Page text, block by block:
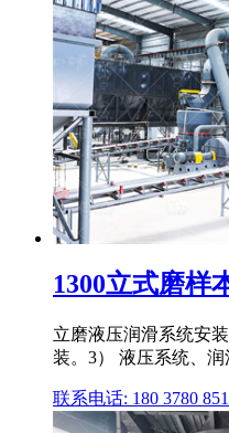
1300立式磨样
立磨液压润滑系统安
装。3） 液压系统、润
联系电话: 180 3780